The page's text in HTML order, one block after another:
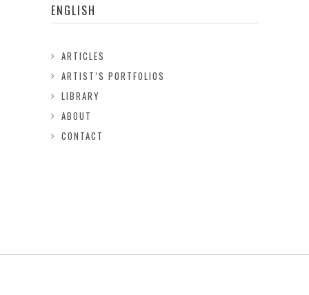
ENGLISH
ARTICLES
ARTIST’S PORTFOLIOS
LIBRARY
ABOUT
CONTACT